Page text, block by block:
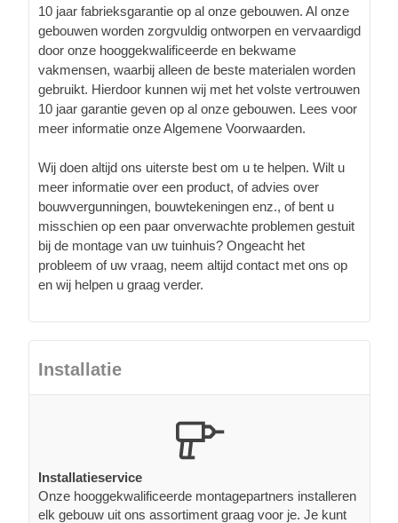
10 jaar fabrieksgarantie op al onze gebouwen. Al onze
gebouwen worden zorgvuldig ontworpen en vervaardigd
door onze hooggekwalificeerde en bekwame
vakmensen, waarbij alleen de beste materialen worden
gebruikt. Hierdoor kunnen wij met het volste vertrouwen
10 jaar garantie geven op al onze gebouwen. Lees voor
meer informatie onze Algemene Voorwaarden.
Wij doen altijd ons uiterste best om u te helpen. Wilt u
meer informatie over een product, of advies over
bouwvergunningen, bouwtekeningen enz., of bent u
misschien op een paar onverwachte problemen gestuit
bij de montage van uw tuinhuis? Ongeacht het
probleem of uw vraag, neem altijd contact met ons op
en wij helpen u graag verder.
Installatie
Installatieservice
Onze hooggekwalificeerde montagepartners installeren
elk gebouw uit ons assortiment graag voor je. Je kunt